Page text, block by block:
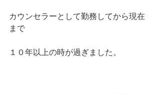
カウンセラーとして勤務してから現在
まで
１０年以上の時が過ぎました。